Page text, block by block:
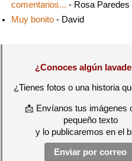
comentarios... - Rosa Paredes
Muy bonito - David
¿Conoces algún
¿Tienes fotos o una historia
📩 Envíanos tus imágenes
pequeño texto
y lo publicaremos en el
Enviar por correo